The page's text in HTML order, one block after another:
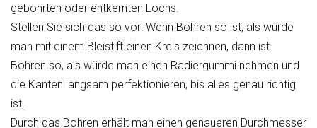
gebohrten oder entkernten Lochs.
Stellen Sie sich das so vor: Wenn Bohren so ist, als würde
man mit einem Bleistift einen Kreis zeichnen, dann ist
Bohren so, als würde man einen Radiergummi nehmen und
die Kanten langsam perfektionieren, bis alles genau richtig
ist.
Durch das Bohren erhält man einen genaueren Durchmesser